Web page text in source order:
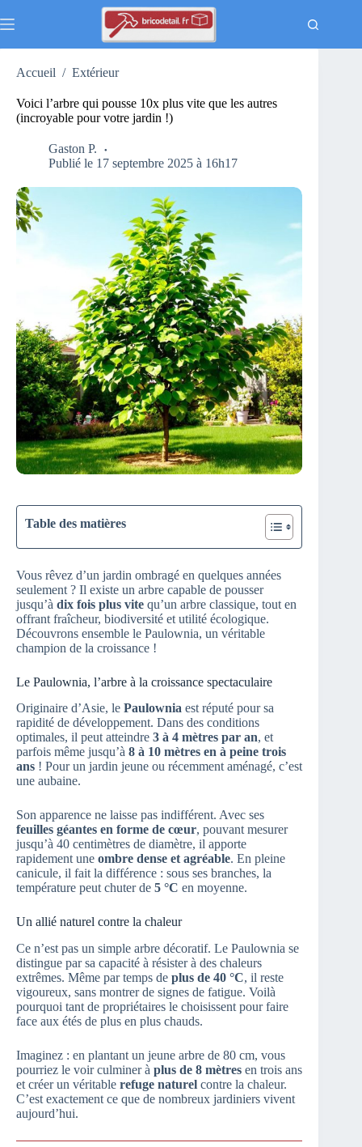
au
Accueil / Extérieur
Voici l’arbre qui pousse 10x plus vite que les autres
(incroyable pour votre jardin !)
Gaston P.
Publié le 17 septembre 2025 à 16h17
Table des matières
Vous rêvez d’un jardin ombragé en quelques années
seulement ? Il existe un arbre capable de pousser
jusqu’à dix fois plus vite qu’un arbre classique, tout en
offrant fraîcheur, biodiversité et utilité écologique.
Découvrons ensemble le Paulownia, un véritable
champion de la croissance !
Le Paulownia, l’arbre à la croissance spectaculaire
Originaire d’Asie, le Paulownia est réputé pour sa
rapidité de développement. Dans des conditions
optimales, il peut atteindre 3 à 4 mètres par an, et
parfois même jusqu’à 8 à 10 mètres en à peine trois
ans ! Pour un jardin jeune ou récemment aménagé, c’est
une aubaine.
Son apparence ne laisse pas indifférent. Avec ses
feuilles géantes en forme de cœur, pouvant mesurer
jusqu’à 40 centimètres de diamètre, il apporte
rapidement une ombre dense et agréable. En pleine
canicule, il fait la différence : sous ses branches, la
température peut chuter de 5 °C en moyenne.
Un allié naturel contre la chaleur
Ce n’est pas un simple arbre décoratif. Le Paulownia se
distingue par sa capacité à résister à des chaleurs
extrêmes. Même par temps de plus de 40 °C, il reste
vigoureux, sans montrer de signes de fatigue. Voilà
pourquoi tant de propriétaires le choisissent pour faire
face aux étés de plus en plus chauds.
Imaginez : en plantant un jeune arbre de 80 cm, vous
pourriez le voir culminer à plus de 8 mètres en trois ans
et créer un véritable refuge naturel contre la chaleur.
C’est exactement ce que de nombreux jardiniers vivent
aujourd’hui.